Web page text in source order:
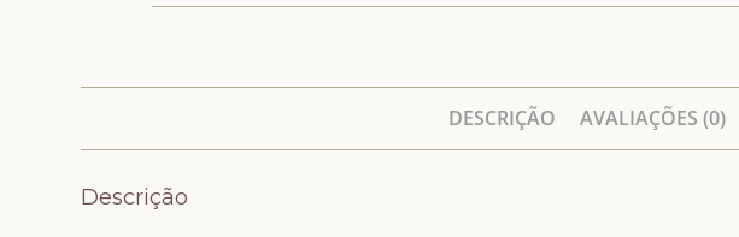
DESCRIÇÃO AVALIAÇÕES (0)
Descrição